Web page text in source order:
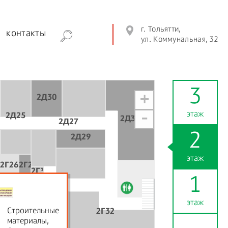
г. Тольятти,
ул. Коммунальная, 32
контакты
3
этаж
2
этаж
1
этаж
+
-
Строительные
материалы,
2Г30а
2Д34
2Д27
2Г32
2Г28
2Д30
2Д25
2Г26
2Д29